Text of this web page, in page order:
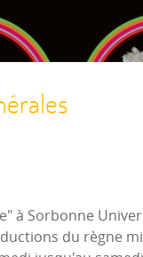
à Sorbonne
du règne